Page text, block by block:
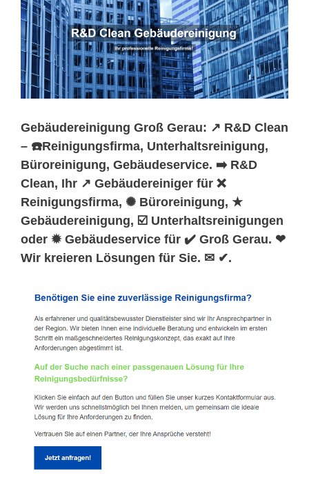
Gebäudereinigung Groß Gerau: ↗️ R&D Clean
– ☎️Reinigungsfirma, Unterhaltsreinigung,
Büroreinigung, Gebäudeservice. ➡️ R&D
Clean, Ihr ↗️ Gebäudereiniger für ❌
Reinigungsfirma, ✺ Büroreinigung, ★
Gebäudereinigung, ☑️ Unterhaltsreinigungen
oder ✹ Gebäudeservice für ✔️ Groß Gerau. ❤
Wir kreieren Lösungen für Sie. ✉ ✔.